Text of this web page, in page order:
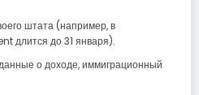
штата (например, в
длится до 31 января).
о доходе, иммиграционный